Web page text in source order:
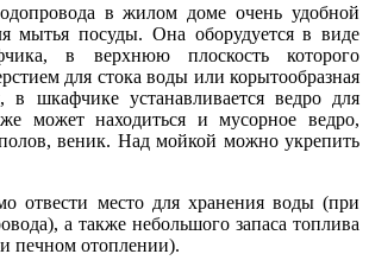
в жилом доме очень удобной
мытья посуды. Она оборудуется в виде
в верхнюю плоскость которого
для стока воды или корытообразная
шкафчике устанавливается ведро для
может находиться и мусорное ведро,
веник. Над мойкой можно укрепить
отвести место для хранения воды (при
а также небольшого запаса топлива
печном отоплении).